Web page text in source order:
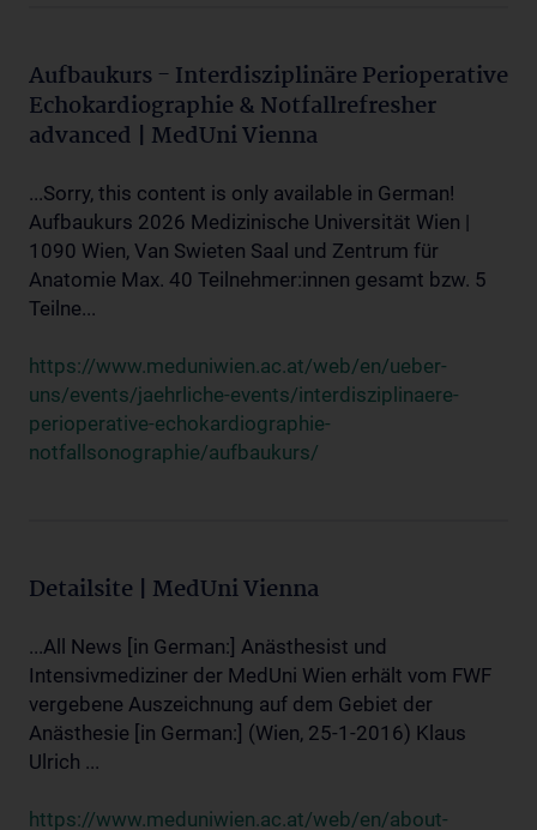
Aufbaukurs - Interdisziplinäre Perioperative
Echokardiographie & Notfallrefresher
advanced | MedUni Vienna
...Sorry, this content is only available in German!
Aufbaukurs 2026 Medizinische Universität Wien |
1090 Wien, Van Swieten Saal und Zentrum für
Anatomie Max. 40 Teilnehmer:innen gesamt bzw. 5
Teilne...
https://www.meduniwien.ac.at/web/en/ueber-
uns/events/jaehrliche-events/interdisziplinaere-
perioperative-echokardiographie-
notfallsonographie/aufbaukurs/
Detailsite | MedUni Vienna
...All News [in German:] Anästhesist und
Intensivmediziner der MedUni Wien erhält vom FWF
vergebene Auszeichnung auf dem Gebiet der
Anästhesie [in German:] (Wien, 25-1-2016) Klaus
Ulrich ...
https://www.meduniwien.ac.at/web/en/about-